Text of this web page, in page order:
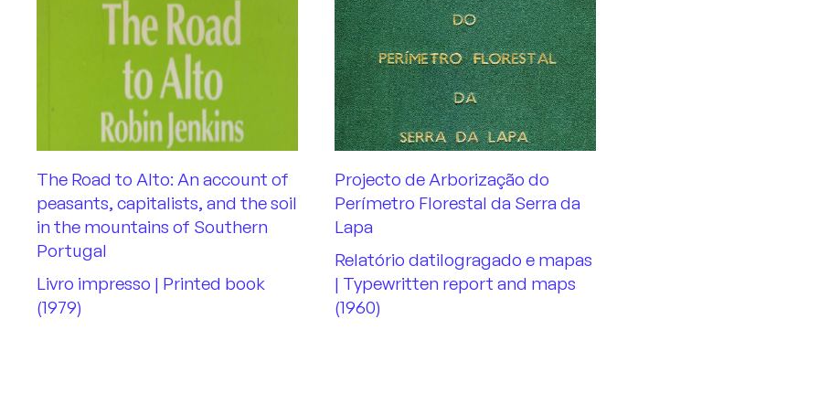
The Road to Alto: An account of
peasants, capitalists, and the soil
in the mountains of Southern
Portugal
Livro impresso | Printed book
(1979)
Projecto de Arborização do
Perímetro Florestal da Serra da
Lapa
Relatório datilogragado e mapas
| Typewritten report and maps
(1960)